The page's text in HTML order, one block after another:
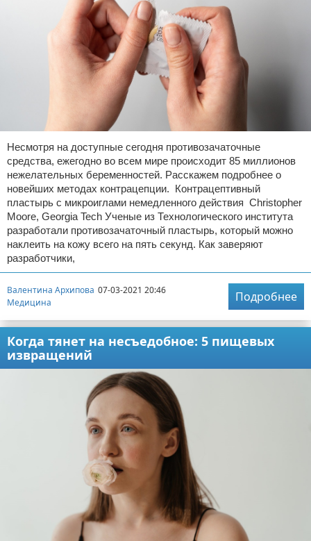
Несмотря на доступные сегодня противозачаточные
средства, ежегодно во всем мире происходит 85 миллионов
нежелательных беременностей. Расскажем подробнее о
новейших методах контрацепции. Контрацептивный
пластырь с микроиглами немедленного действия Christopher
Moore, Georgia Tech Ученые из Технологического института
разработали противозачаточный пластырь, который можно
наклеить на кожу всего на пять секунд. Как заверяют
разработчики,
Валентина Архипова 07-03-2021 20:46
Медицина
Подробнее
Когда тянет на несъедобное: 5 пищевых
извращений